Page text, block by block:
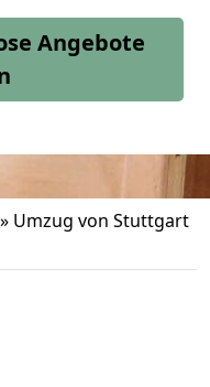
Angebote
» Umzug von Stuttgart